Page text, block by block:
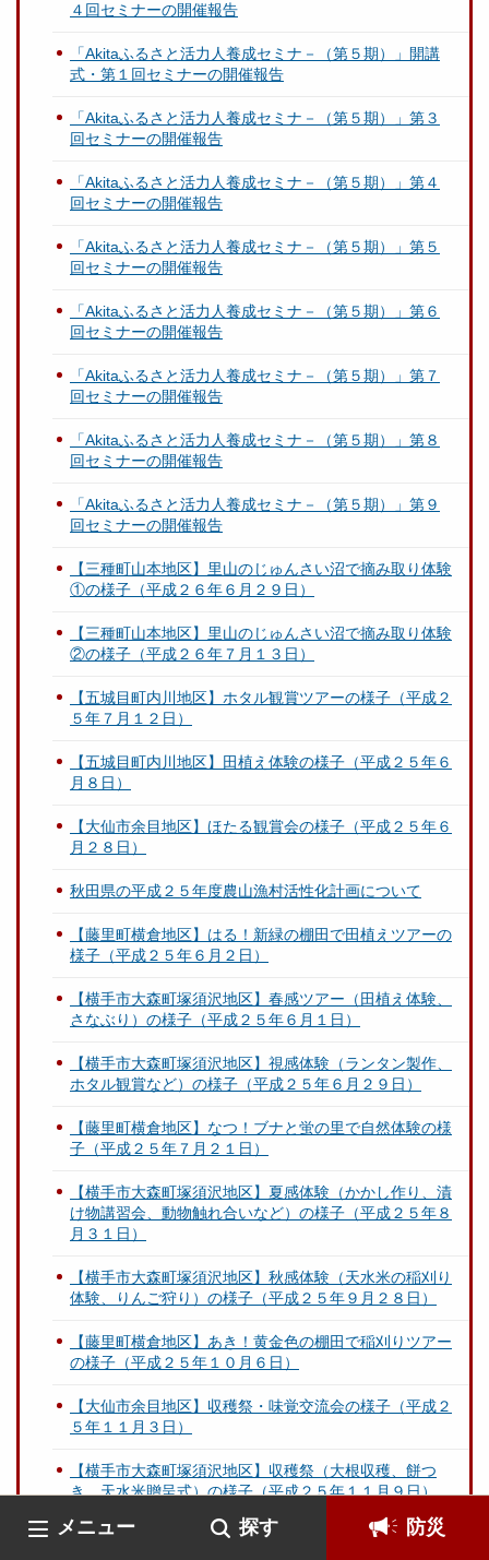
メニュー 探す 防災
４回セミナーの開催報告
「Akitaふるさと活力人養成セミナ－（第５期）」開講
式・第１回セミナーの開催報告
「Akitaふるさと活力人養成セミナ－（第５期）」第３
回セミナーの開催報告
「Akitaふるさと活力人養成セミナ－（第５期）」第４
回セミナーの開催報告
「Akitaふるさと活力人養成セミナ－（第５期）」第５
回セミナーの開催報告
「Akitaふるさと活力人養成セミナ－（第５期）」第６
回セミナーの開催報告
「Akitaふるさと活力人養成セミナ－（第５期）」第７
回セミナーの開催報告
「Akitaふるさと活力人養成セミナ－（第５期）」第８
回セミナーの開催報告
「Akitaふるさと活力人養成セミナ－（第５期）」第９
回セミナーの開催報告
【三種町山本地区】里山のじゅんさい沼で摘み取り体験
①の様子（平成２６年６月２９日）
【三種町山本地区】里山のじゅんさい沼で摘み取り体験
②の様子（平成２６年７月１３日）
【五城目町内川地区】ホタル観賞ツアーの様子（平成２
５年７月１２日）
【五城目町内川地区】田植え体験の様子（平成２５年６
月８日）
【大仙市余目地区】ほたる観賞会の様子（平成２５年６
月２８日）
秋田県の平成２５年度農山漁村活性化計画について
【藤里町横倉地区】はる！新緑の棚田で田植えツアーの
様子（平成２５年６月２日）
【横手市大森町塚須沢地区】春感ツアー（田植え体験、
さなぶり）の様子（平成２５年６月１日）
【横手市大森町塚須沢地区】視感体験（ランタン製作、
ホタル観賞など）の様子（平成２５年６月２９日）
【藤里町横倉地区】なつ！ブナと蛍の里で自然体験の様
子（平成２５年７月２１日）
【横手市大森町塚須沢地区】夏感体験（かかし作り、漬
け物講習会、動物触れ合いなど）の様子（平成２５年８
月３１日）
【横手市大森町塚須沢地区】秋感体験（天水米の稲刈り
体験、りんご狩り）の様子（平成２５年９月２８日）
【藤里町横倉地区】あき！黄金色の棚田で稲刈りツアー
の様子（平成２５年１０月６日）
【大仙市余目地区】収穫祭・味覚交流会の様子（平成２
５年１１月３日）
【横手市大森町塚須沢地区】収穫祭（大根収穫、餅つ
き、天水米贈呈式）の様子（平成２５年１１月９日）
秋田県の平成２６年度農山漁村活性化計画について